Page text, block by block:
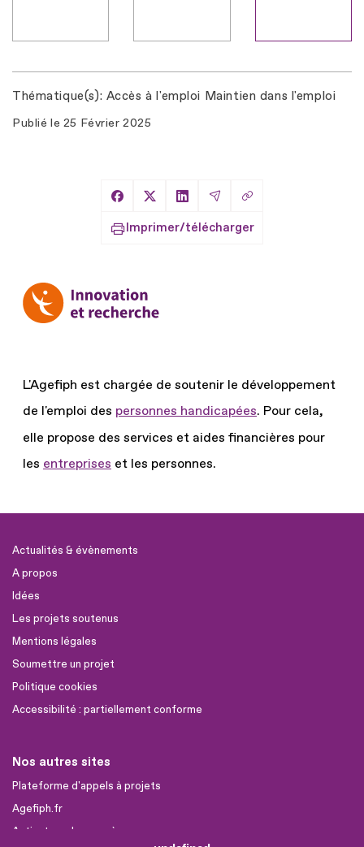
Thématique(s) Accès à l'emploi Maintien dans l'emploi
Publié le 25 Février 2025
Partager sur Facebook
Partager sur X
Partager sur LinkedIn
Partager par Email
Copier le lien
Imprimer/télécharger
L'Agefiph est chargée de soutenir le développement
de l'emploi des personnes handicapées. Pour cela,
elle propose des services et aides financières pour
les entreprises et les personnes.
Actualités & évènements
A propos
Idées
Les projets soutenus
Mentions légales
Soumettre un projet
Politique cookies
Accessibilité : partiellement conforme
Nos autres sites
Plateforme d'appels à projets
Agefiph.fr
Activateur de progrès